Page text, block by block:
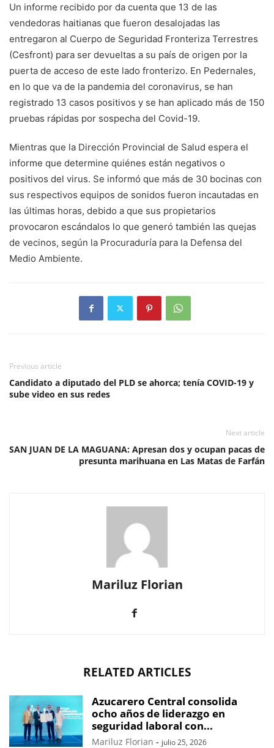
Un informe recibido por da cuenta que 13 de las
vendedoras haitianas que fueron des­alojadas las
entregaron al Cuerpo de Seguridad Fron­teriza Terrestres
(Cesfront) para ser devueltas a su país de origen por la
puerta de acceso de este lado fronteri­zo. En Pedernales,
en lo que va de la pandemia del coro­navirus, se han
registrado 13 casos positivos y se han aplicado más de 150
prue­bas rápidas por sospecha del Covid-19.
Mientras que la Dirección Provincial de Salud espera el
informe que determine quiénes están ne­gativos o
positivos del virus. Se informó que más de 30 bocinas con
sus respecti­vos equipos de sonidos fue­ron incautadas en
las últi­mas horas, debido a que sus propietarios
provocaron escándalos lo que generó también las quejas
de veci­nos, según la Procuraduría para la Defensa del
Medio Ambiente.
Previous article
Candidato a diputado del PLD se ahorca; tenía COVID-19 y
sube video en sus redes
Next article
SAN JUAN DE LA MAGUANA: Apresan dos y ocupan pacas de
presunta marihuana en Las Matas de Farfán
Mariluz Florian
RELATED ARTICLES
Azucarero Central consolida
ocho años de liderazgo en
seguridad laboral con...
Mariluz Florian - julio 25, 2026